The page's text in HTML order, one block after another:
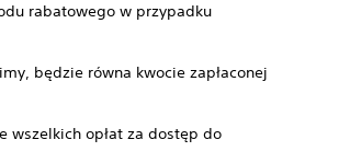
rabatowego w przypadku
będzie równa kwocie zapłaconej
wszelkich opłat za dostęp do